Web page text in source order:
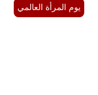
يوم المرأة العالمي